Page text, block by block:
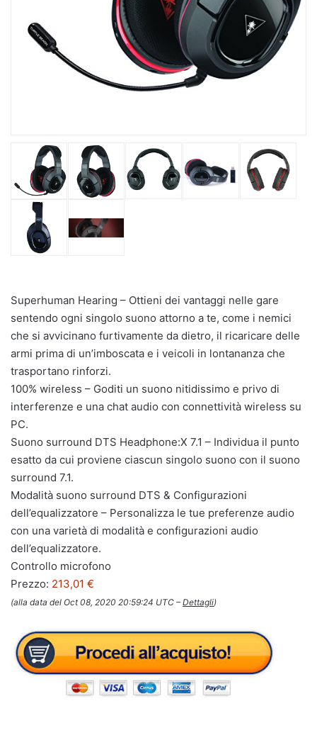
Superhuman Hearing – Ottieni dei vantaggi nelle gare
sentendo ogni singolo suono attorno a te, come i nemici
che si avvicinano furtivamente da dietro, il ricaricare delle
armi prima di un’imboscata e i veicoli in lontananza che
trasportano rinforzi.
100% wireless – Goditi un suono nitidissimo e privo di
interferenze e una chat audio con connettività wireless su
PC.
Suono surround DTS Headphone:X 7.1 – Individua il punto
esatto da cui proviene ciascun singolo suono con il suono
surround 7.1.
Modalità suono surround DTS & Configurazioni
dell’equalizzatore – Personalizza le tue preferenze audio
con una varietà di modalità e configurazioni audio
dell’equalizzatore.
Controllo microfono
Prezzo: 213,01 €
(alla data del Oct 08, 2020 20:59:24 UTC –Dettagli)